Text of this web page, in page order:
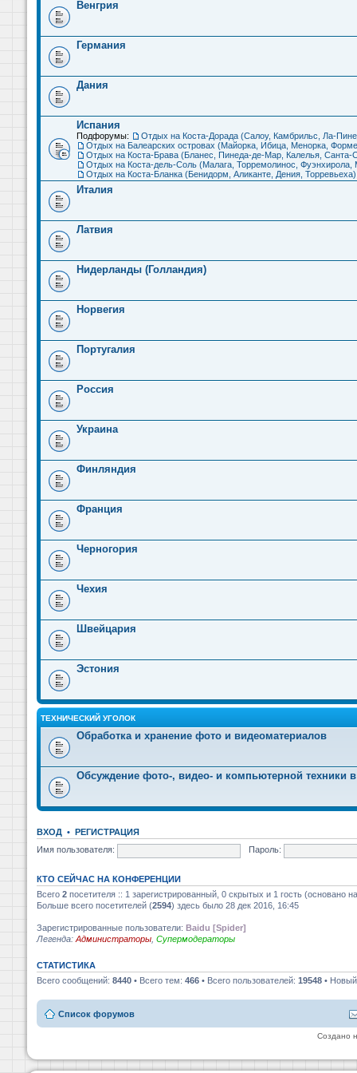
Венгрия
Германия
Дания
Испания
Подфорумы: Отдых на Коста-Дорада (Салоу, Камбрильс, Ла-
Отдых на Балеарских островах (Майорка, Ибица, Менорка,
Отдых на Коста-Брава (Бланес, Пинеда-де-Мар, Калелья, Санта-
Отдых на Коста-дель-Соль (Малага, Торремолинос, Фуэнхирола,
Отдых на Коста-Бланка (Бенидорм, Аликанте, Дения, Торревьеха)
Италия
Латвия
Нидерланды (Голландия)
Норвегия
Португалия
Россия
Украина
Финляндия
Франция
Черногория
Чехия
Швейцария
Эстония
ТЕХНИЧЕСКИЙ УГОЛОК
Обработка и хранение фото и видеоматериалов
Обсуждение фото-, видео- и компьютерной техники в
ВХОД • РЕГИСТРАЦИЯ
Имя пользователя:
Пароль:
КТО СЕЙЧАС НА КОНФЕРЕНЦИИ
Всего 2 посетителя :: 1 зарегистрированный, 0 скрытых и 1 гость (основано
Больше всего посетителей (2594) здесь было 28 дек 2016, 16:45
Зарегистрированные пользователи: Baidu [Spider]
Легенда: Администраторы Супермодераторы
СТАТИСТИКА
Всего сообщений: 8440 • Всего тем: 466 • Всего пользователей: 19548 •
Список форумов
Создано